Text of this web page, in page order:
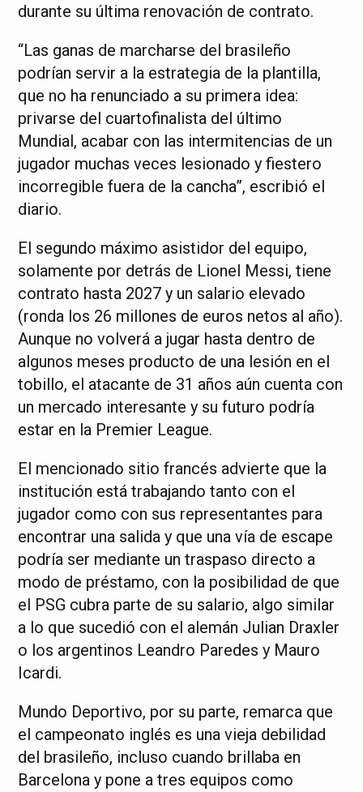
durante su última renovación de contrato.
“Las ganas de marcharse del brasileño
podrían servir a la estrategia de la plantilla,
que no ha renunciado a su primera idea:
privarse del cuartofinalista del último
Mundial, acabar con las intermitencias de un
jugador muchas veces lesionado y fiestero
incorregible fuera de la cancha”, escribió el
diario.
El segundo máximo asistidor del equipo,
solamente por detrás de Lionel Messi, tiene
contrato hasta 2027 y un salario elevado
(ronda los 26 millones de euros netos al año).
Aunque no volverá a jugar hasta dentro de
algunos meses producto de una lesión en el
tobillo, el atacante de 31 años aún cuenta con
un mercado interesante y su futuro podría
estar en la Premier League.
El mencionado sitio francés advierte que la
institución está trabajando tanto con el
jugador como con sus representantes para
encontrar una salida y que una vía de escape
podría ser mediante un traspaso directo a
modo de préstamo, con la posibilidad de que
el PSG cubra parte de su salario, algo similar
a lo que sucedió con el alemán Julian Draxler
o los argentinos Leandro Paredes y Mauro
Icardi.
Mundo Deportivo, por su parte, remarca que
el campeonato inglés es una vieja debilidad
del brasileño, incluso cuando brillaba en
Barcelona y pone a tres equipos como